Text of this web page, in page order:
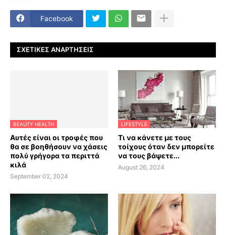
Facebook
ΣΧΕΤΙΚΈΣ ΑΝΑΡΤΉΣΕΙΣ
BEAUTY HEALTH
Αυτές είναι οι τροφές που
θα σε βοηθήσουν να χάσεις
πολύ γρήγορα τα περιττά
κιλά
September 02, 2024
LIFESTYLE
Τι να κάνετε με τους
τοίχους όταν δεν μπορείτε
να τους βάψετε...
August 26, 2024